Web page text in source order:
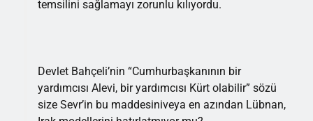
temsilini sağlamayı zorunlu kılıyordu.
Devlet Bahçeli’nin “Cumhurbaşkanının bir
yardımcısı Alevi, bir yardımcısı Kürt olabilir” sözü
size Sevr’in bu maddesiniveya en azından Lübnan,